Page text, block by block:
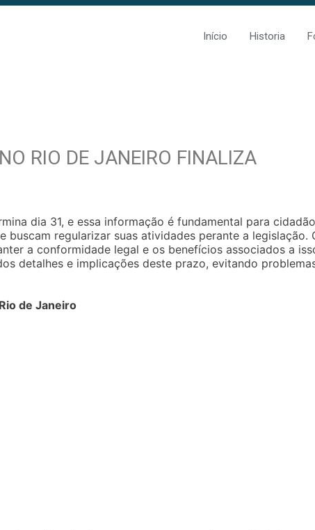
Início Historia
RIO DE JANEIRO FINALIZA
dia 31, e essa informação é fundamental para
regularizar suas atividades perante a legislação.
a conformidade legal e os benefícios associados a
detalhes e implicações deste prazo, evitando
de Janeiro